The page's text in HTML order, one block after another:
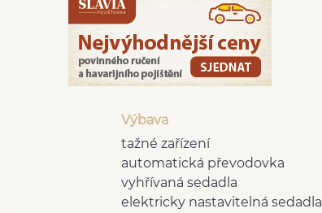
Výbava
tažné zařízení
automatická převodovka
vyhřívaná sedadla
elektricky nastavitelná sedadla